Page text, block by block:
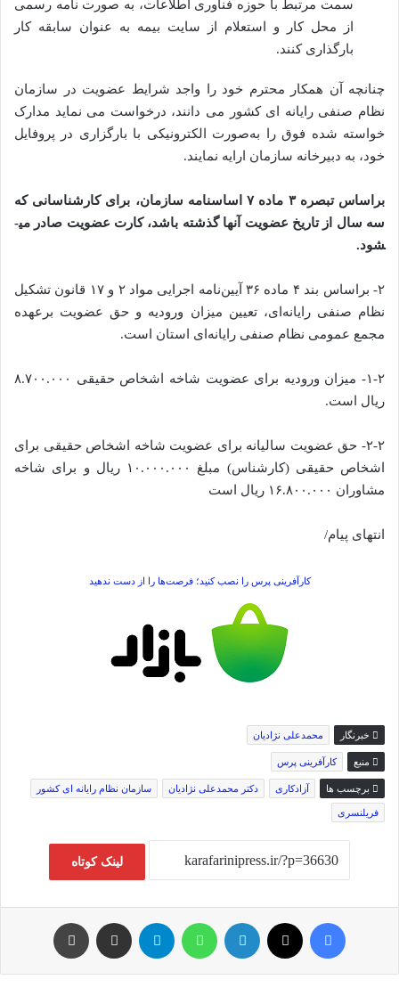
سمت مرتبط با حوزه فناوری اطلاعات، به صورت نامه رسمی
از محل کار و استعلام از سایت بیمه به عنوان سابقه کار
بارگذاری کنند.
چنانچه آن همکار محترم خود را واجد شرایط عضویت در سازمان
نظام صنفی رایانه ای کشور می دانند، درخواست می نماید مدارک
خواسته شده فوق را به‌صورت الکترونیکی با بارگزاری در پروفایل
خود، به دبیرخانه سازمان ارایه نمایند.
براساس تبصره ۳ ماده ۷ اساسنامه سازمان، برای کارشناسانی که
سه سال از تاریخ عضویت آنها گذشته باشد، کارت عضویت صادر می­
شود.
۲- براساس بند ۴ ماده ۳۶ آیین‌نامه اجرایی مواد ۲ و ۱۷ قانون تشکیل
نظام صنفی رایانه‌ای، تعیین میزان ورودیه و حق عضویت برعهده
مجمع عمومی نظام صنفی رایانه‌ای استان است.
۱-۲- میزان ورودیه برای عضویت شاخه اشخاص حقیقی ۸.۷۰۰.۰۰۰
ریال است.
۲-۲- حق عضویت سالیانه برای عضویت شاخه اشخاص حقیقی برای
اشخاص حقیقی (کارشناس) مبلغ ۱۰.۰۰۰.۰۰۰ ریال و برای شاخه
مشاوران ۱۶.۸۰۰.۰۰۰ ریال است
انتهای پیام/
کارآفرینی پرس را نصب کنید؛ فرصت‌ها را از دست ندهید
خبرنگار محمدعلی نژادیان
منبع کارآفرینی پرس
برچسب ها آزادکاری دکتر محمدعلی نژادیان سازمان نظام رایانه ای کشور
فریلنسری
لینک کوتاه
فیس بوک لینکدین تلگرام اشتراک گذاری از طریق ایمیل